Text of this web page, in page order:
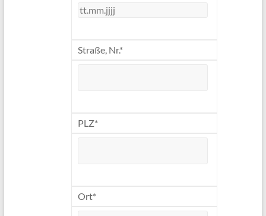
Straße, Nr.*
PLZ*
Ort*